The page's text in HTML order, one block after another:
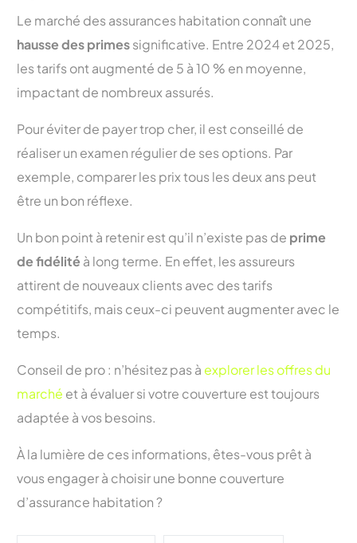
Le marché des assurances habitation connaît une
hausse des primessignificative. Entre 2024 et 2025,
les tarifs ont augmenté de 5 à 10 % en moyenne,
impactant de nombreux assurés.
Pour éviter de payer trop cher, il est conseillé de
réaliser un examen régulier de ses options. Par
exemple, comparer les prix tous les deux ans peut
être un bon réflexe.
Un bon point à retenir est qu’il n’existe pas de prime
de fidélité à long terme. En effet, les assureurs
attirent de nouveaux clients avec des tarifs
compétitifs, mais ceux-ci peuvent augmenter avec le
temps.
Conseil de pro : n’hésitez pas à explorer les offres du
marché et à évaluer si votre couverture est toujours
adaptée à vos besoins.
À la lumière de ces informations, êtes-vous prêt à
vous engager à choisir une bonne couverture
d’assurance habitation ?